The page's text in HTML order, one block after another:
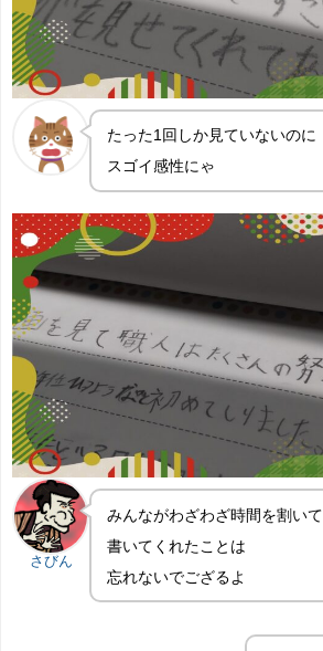
たった1回しか見ていないのに
スゴイ感性にゃ
さびん
みんながわざわざ時間を割いて
書いてくれたことは
忘れないでござるよ